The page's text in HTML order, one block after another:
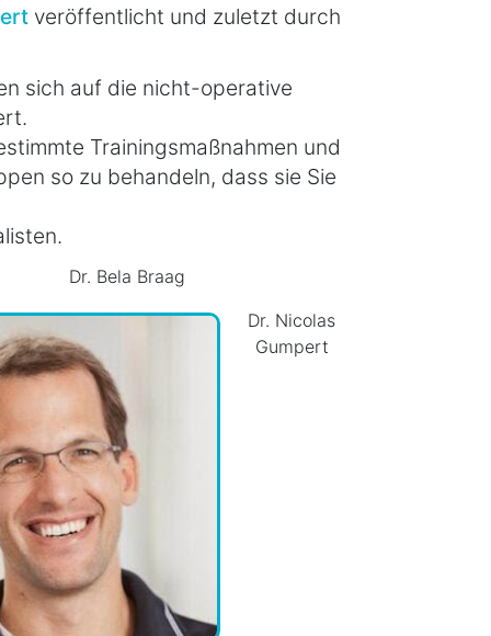
veröffentlicht und zuletzt durch
sich auf die nicht-operative
Trainingsmaßnahmen und
so zu behandeln, dass sie Sie
Dr. Bela Braag
Dr. Nicolas
Gumpert